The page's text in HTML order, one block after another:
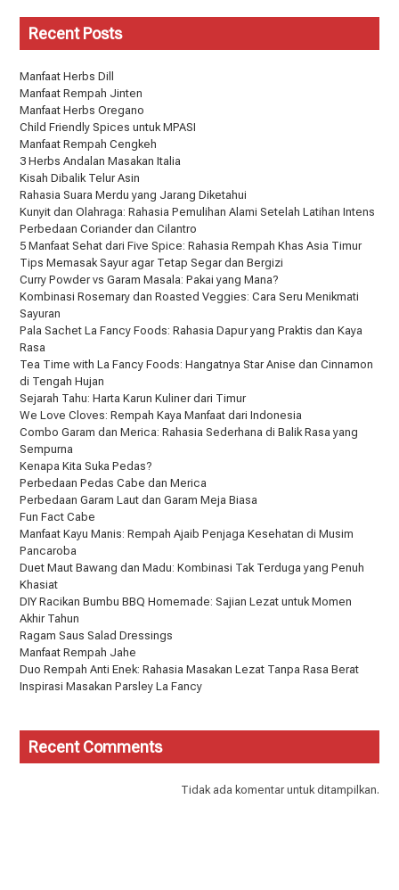
Recent Posts
Manfaat Herbs Dill
Manfaat Rempah Jinten
Manfaat Herbs Oregano
Child Friendly Spices untuk MPASI
Manfaat Rempah Cengkeh
3 Herbs Andalan Masakan Italia
Kisah Dibalik Telur Asin
Rahasia Suara Merdu yang Jarang Diketahui
Kunyit dan Olahraga: Rahasia Pemulihan Alami Setelah Latihan Intens
Perbedaan Coriander dan Cilantro
5 Manfaat Sehat dari Five Spice: Rahasia Rempah Khas Asia Timur
Tips Memasak Sayur agar Tetap Segar dan Bergizi
Curry Powder vs Garam Masala: Pakai yang Mana?
Kombinasi Rosemary dan Roasted Veggies: Cara Seru Menikmati
Sayuran
Pala Sachet La Fancy Foods: Rahasia Dapur yang Praktis dan Kaya
Rasa
Tea Time with La Fancy Foods: Hangatnya Star Anise dan Cinnamon
di Tengah Hujan
Sejarah Tahu: Harta Karun Kuliner dari Timur
We Love Cloves: Rempah Kaya Manfaat dari Indonesia
Combo Garam dan Merica: Rahasia Sederhana di Balik Rasa yang
Sempurna
Kenapa Kita Suka Pedas?
Perbedaan Pedas Cabe dan Merica
Perbedaan Garam Laut dan Garam Meja Biasa
Fun Fact Cabe
Manfaat Kayu Manis: Rempah Ajaib Penjaga Kesehatan di Musim
Pancaroba
Duet Maut Bawang dan Madu: Kombinasi Tak Terduga yang Penuh
Khasiat
DIY Racikan Bumbu BBQ Homemade: Sajian Lezat untuk Momen
Akhir Tahun
Ragam Saus Salad Dressings
Manfaat Rempah Jahe
Duo Rempah Anti Enek: Rahasia Masakan Lezat Tanpa Rasa Berat
Inspirasi Masakan Parsley La Fancy
Recent Comments
Tidak ada komentar untuk ditampilkan.